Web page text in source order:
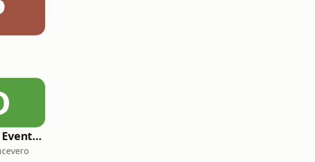
Horizonte de Eventos